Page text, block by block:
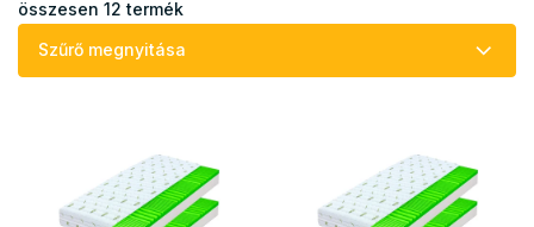
k
összesen 12 termék
Szűrő megnyitása